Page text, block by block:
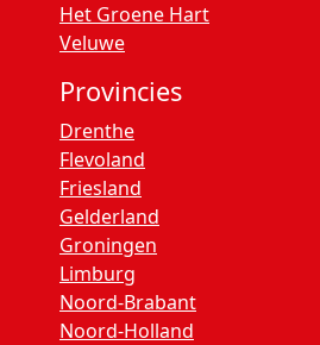
Het Groene Hart
Veluwe
Provincies
Drenthe
Flevoland
Friesland
Gelderland
Groningen
Limburg
Noord-Brabant
Noord-Holland